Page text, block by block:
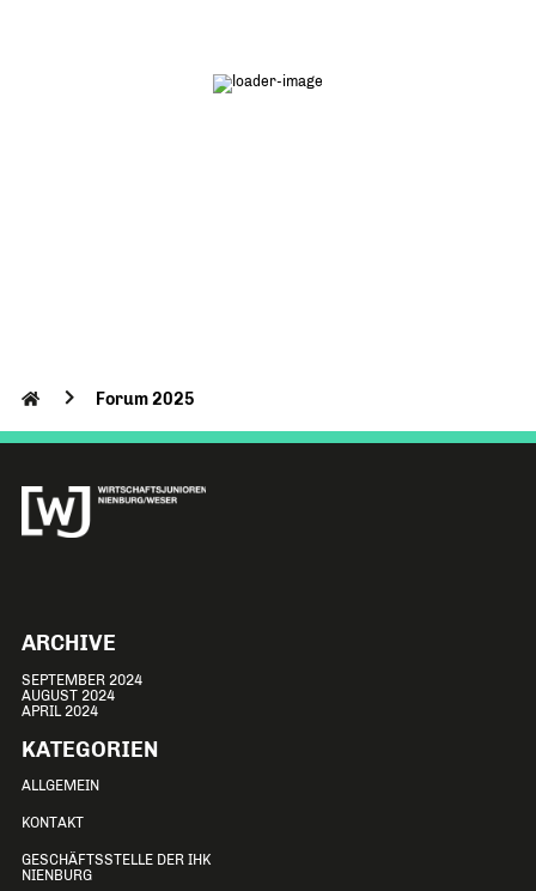
Forum 2025
ARCHIVE
SEPTEMBER 2024
AUGUST 2024
APRIL 2024
KATEGORIEN
ALLGEMEIN
KONTAKT
GESCHÄFTSSTELLE DER IHK
NIENBURG